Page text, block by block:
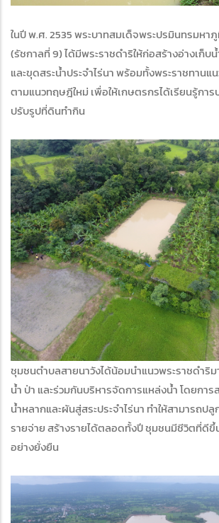
ในปี พ.ศ. 2535 พระบาทสมเด็จพระปรมินทรมห
(รัชกาลที่ 9) ได้มีพระราชดำริให้ก่อสร้างอ่างเก็บ
และขุดสระน้ำประจำไร่นา พร้อมทั้งพระราชทานแ
ตามแนวทฤษฎีใหม่ เพื่อให้เกษตรกรได้เรียนรู้กา
ปรับรูปที่ดินทำกิน
ชุมชนตำบลสายนาวังได้น้อมนำแนวพระราชดำริ
น้ำ ป่า และร่วมกันบริหารจัดการแหล่งน้ำ โดยกา
น้ำหลากและผันสู่สระประจำไร่นา ทำให้สามารถ
รายจ่าย สร้างรายได้ตลอดทั้งปี ชุมชนมีชีวิตที่ดีขึ้
อย่างยั่งยืน